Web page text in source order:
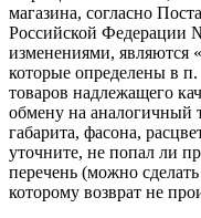
магазина, согласно
Российской Федерации
изменениями, являются
которые определены в
товаров надлежащего
обмену на аналогичный
габарита, фасона,
уточните, не попал ли
перечень (можно
которому возврат не